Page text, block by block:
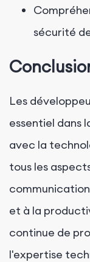
sécurité
Les
essentiel dans
avec la
tous les
et à la
continue de
l'expertise